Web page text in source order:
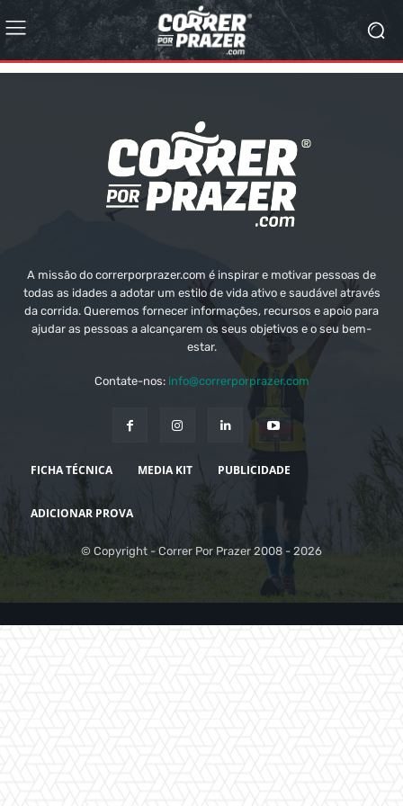
A missão do correrporprazer.com é inspirar e motivar pessoas de
todas as idades a adotar um estilo de vida ativo e saudável através
da corrida. Queremos fornecer informações, recursos e apoio para
ajudar as pessoas a alcançarem os seus objetivos e o seu bem-
estar.
Contate-nos: info@correrporprazer.com
FICHA TÉCNICA MEDIA KIT PUBLICIDADE
ADICIONAR PROVA
© Copyright - Correr Por Prazer 2008 - 2026